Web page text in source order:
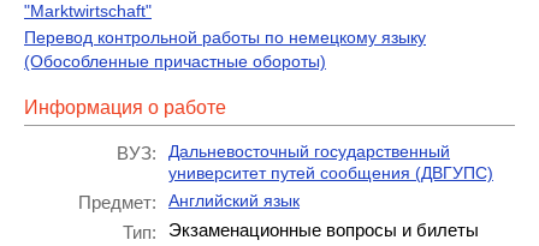
"Marktwirtschaft"
Перевод контрольной работы по немецкому языку
(Обособленные причастные обороты)
Информация о работе
ВУЗ:
Дальневосточный государственный
университет путей сообщения (ДВГУПС)
Предмет: Английский язык
Тип: Экзаменационные вопросы и билеты